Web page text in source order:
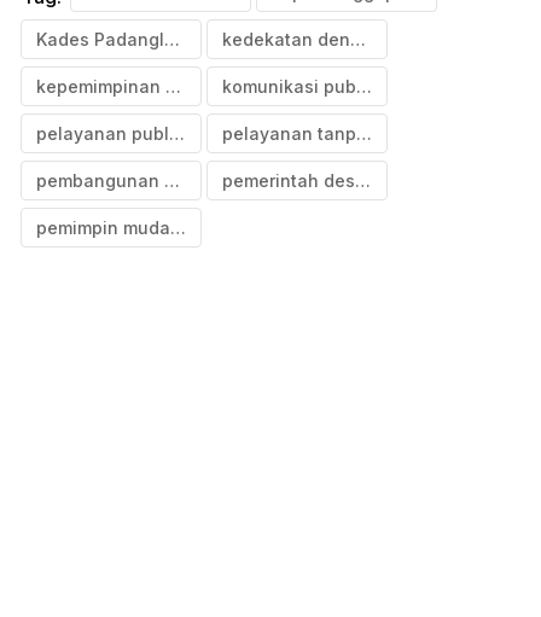
Kades Padangloang kedekatan dengan warga
kepemimpinan merakyat komunikasi publik desa
pelayanan publik desa pelayanan tanpa sekat
pembangunan sosial desa pemerintah desa ujungloe
pemimpin mudah ditemui